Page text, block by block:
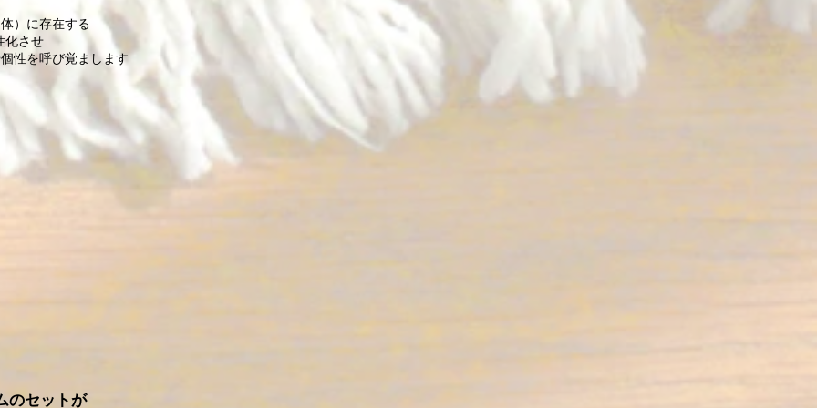
）に存在する
化させ
性を呼び覚まします
のセットが